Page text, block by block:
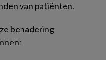
van patiënten.
benadering